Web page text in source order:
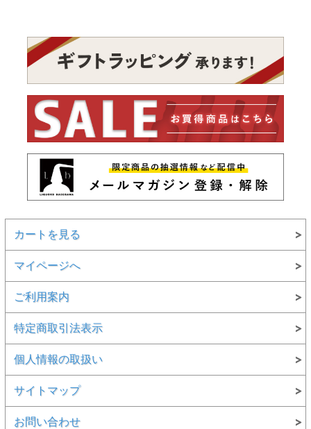
カートを見る
マイページへ
ご利用案内
特定商取引法表示
個人情報の取扱い
サイトマップ
お問い合わせ